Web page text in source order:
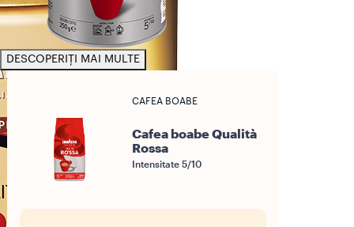
DESCOPERIȚI MAI MULTE
CAFEA BOABE
Cafea boabe Qualità
Rossa
Intensitate 5/10